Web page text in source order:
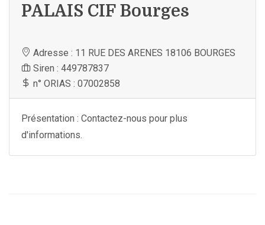
PALAIS CIF Bourges
Adresse : 11 RUE DES ARENES 18106 BOURGES
Siren : 449787837
n° ORIAS : 07002858
Présentation : Contactez-nous pour plus
d'informations.